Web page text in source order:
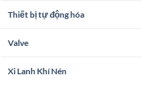
Thiết bị tự động hóa
Valve
Xi Lanh Khí Nén